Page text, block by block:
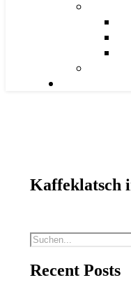
Kaffeklatsch
Recent Posts